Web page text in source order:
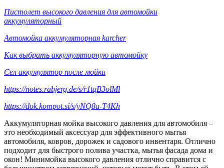
Пистолет высокого давления для автомойки
аккумуляторный
Автомойка аккумуляторная karcher
Как выбрать аккумуляторную автомойку
Сел аккумулятор после мойки
https://notes.rabjerg.de/s/r1tqB3olMl
https://dok.kompot.si/s/yNQ8a-T4Kh
Аккумуляторная мойка высокого давления для автомобиля –
это необходимый аксессуар для эффективного мытья
автомобиля, ковров, дорожек и садового инвентаря. Отлично
подходит для быстрого полива участка, мытья фасада дома и
окон! Минимойка высокого давления отлично справится с